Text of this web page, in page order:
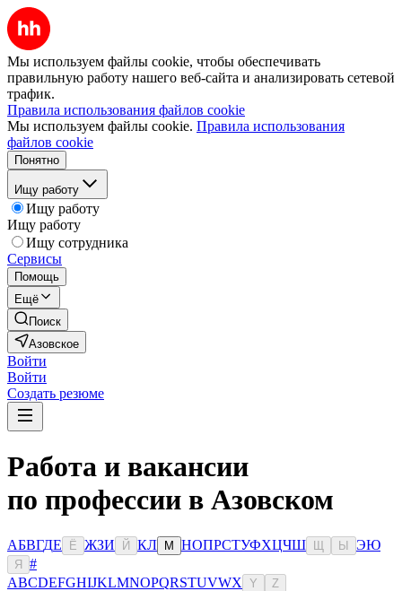
Мы используем файлы cookie, чтобы обеспечивать
правильную работу нашего веб-сайта и анализировать сетевой
трафик.
Правила использования файлов cookie
Мы используем файлы cookie. Правила использования
файлов cookie
Понятно
Ищу работу
Ищу работу
Ищу работу
Ищу сотрудника
Сервисы
Помощь
Ещё
Поиск
Азовское
Войти
Войти
Создать резюме
Работа и вакансии
по профессии в Азовском
АБВГДЕ Ё ЖЗИ Й КЛ М НОПРСТУФХЦЧШ Ы ЭЮ
Я
#
ABCDEFGHIJKLMNOPQRSTUVWX Y Z